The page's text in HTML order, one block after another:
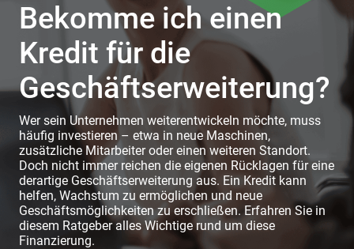
Bekomme ich einen
Kredit für die
Geschäftserweiterung?
Wer sein Unternehmen weiterentwickeln möchte, muss
häufig investieren – etwa in neue Maschinen,
zusätzliche Mitarbeiter oder einen weiteren Standort.
Doch nicht immer reichen die eigenen Rücklagen für eine
derartige Geschäftserweiterung aus. Ein Kredit kann
helfen, Wachstum zu ermöglichen und neue
Geschäftsmöglichkeiten zu erschließen. Erfahren Sie in
diesem Ratgeber alles Wichtige rund um diese
Finanzierung.